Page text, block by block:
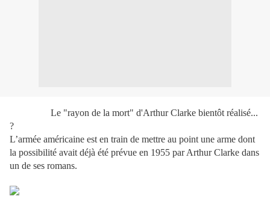
Le "rayon de la mort" d'Arthur Clarke bientôt réalisé...
?
L’armée américaine est en train de mettre au point une arme dont
la possibilité avait déjà été prévue en 1955 par Arthur Clarke dans
un de ses romans.